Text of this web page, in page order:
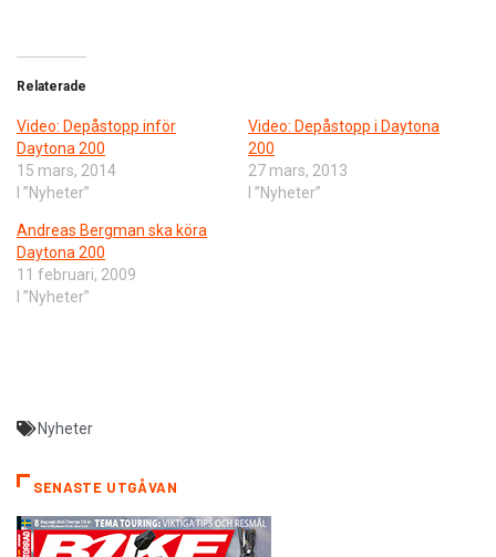
Relaterade
Video: Depåstopp inför
Daytona 200
15 mars, 2014
I ”Nyheter”
Video: Depåstopp i Daytona
200
27 mars, 2013
I ”Nyheter”
Andreas Bergman ska köra
Daytona 200
11 februari, 2009
I ”Nyheter”
Nyheter
SENASTE UTGÅVAN